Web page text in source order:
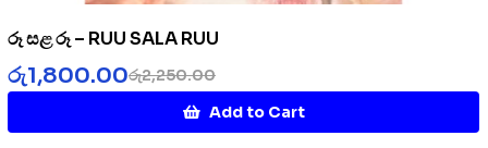
රූ සළ රූ – RUU SALA RUU
රු2,250.00
රු1,800.00
Add to Cart